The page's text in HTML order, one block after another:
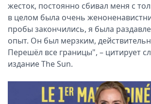
жесток, постоянно сбивал меня с
в целом была очень
пробы закончились, я была
опыт. Он был мерзким,
Перешёл все границы", – цитирует
издание The Sun.